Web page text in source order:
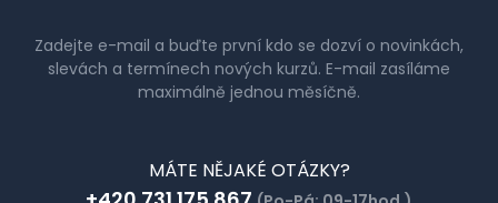
Zadejte e-mail a buďte první kdo se dozví o novinkách,
slevách a termínech nových kurzů. E-mail zasíláme
maximálně jednou měsíčně.
MÁTE NĚJAKÉ OTÁZKY?